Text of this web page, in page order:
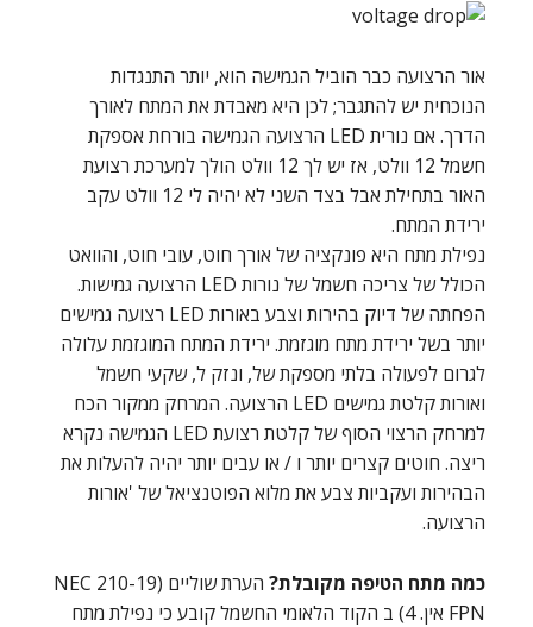
אור הרצועה כבר הוביל הגמישה הוא, יותר התנגדות
הנוכחית יש להתגבר; לכן היא מאבדת את המתח לאורך
הדרך. אם נורית LED הרצועה הגמישה בורחת אספקת
חשמל 12 וולט, אז יש לך 12 וולט הולך למערכת רצועת
האור בתחילת אבל בצד השני לא יהיה לי 12 וולט עקב
ירידת המתח.
נפילת מתח היא פונקציה של אורך חוט, עובי חוט, והוואט
הכולל של צריכה חשמל של נורות LED הרצועה גמישות.
הפחתה של דיוק בהירות וצבע באורות LED רצועה גמישים
יותר בשל ירידת מתח מוגזמת. ירידת המתח המוגזמת עלולה
לגרום לפעולה בלתי מספקת של, ונזק ל, שקעי חשמל
ואורות קלטת גמישים LED הרצועה. המרחק ממקור הכח
למרחק הרצוי הסוף של קלטת רצועת LED הגמישה נקרא
ריצה. חוטים קצרים יותר ו / או עבים יותר יהיה להעלות את
הבהירות ועקביות צבע את מלוא הפוטנציאל של 'אורות
הרצועה.
כמה מתח הטיפה מקובלת?
הערת שוליים (NEC 210-19
FPN אין. 4) ב הקוד הלאומי החשמל קובע כי נפילת מתח